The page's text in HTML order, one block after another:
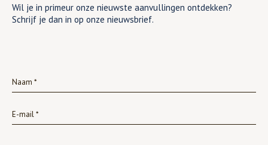
Wil je in primeur onze nieuwste aanvullingen ontdekken?
Schrijf je dan in op onze nieuwsbrief.